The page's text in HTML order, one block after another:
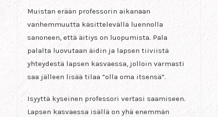
Muistan erään professorin aikanaan
vanhemmuutta käsittelevällä luennolla
sanoneen, että äitiys on luopumista. Pala
palalta luovutaan äidin ja lapsen tiiviistä
yhteydestä lapsen kasvaessa, jolloin varmasti
saa jälleen lisää tilaa ”olla oma itsensä”.
Isyyttä kyseinen professori vertasi saamiseen.
Lapsen kasvaessa isällä on yhä enemmän